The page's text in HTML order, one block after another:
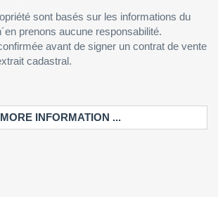
sont basés sur les informations du
prenons aucune responsabilité.
avant de signer un contrat de vente
cadastral.
MORE INFORMATION ...